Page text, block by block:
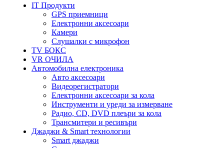
IT Продукти
GPS приемници
Електронни аксесоари
Камери
Слушалки с микрофон
TV БОКС
VR ОЧИЛА
Автомобилна електроника
Авто аксесоари
Видеорегистратори
Електронни аксесоари за кола
Инструменти и уреди за измерване
Радио, CD, DVD плеъри за кола
Трансмитери и ресивъри
Джаджи & Smart технологии
Smart джаджи